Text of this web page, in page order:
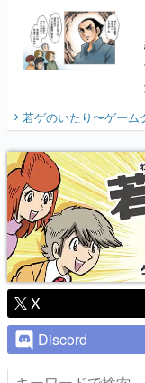
若ゲのいたり〜ゲーム
X
Discord